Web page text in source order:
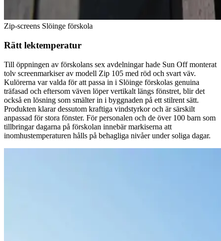
Zip-screens Slöinge förskola
Rätt lektemperatur
Till öppningen av förskolans sex avdelningar hade Sun Off monterat
tolv screenmarkiser av modell Zip 105 med röd och svart väv.
Kulörerna var valda för att passa in i Slöinge förskolas genuina
träfasad och eftersom väven löper vertikalt längs fönstret, blir det
också en lösning som smälter in i byggnaden på ett stilrent sätt.
Produkten klarar dessutom kraftiga vindstyrkor och är särskilt
anpassad för stora fönster. För personalen och de över 100 barn som
tillbringar dagarna på förskolan innebär markiserna att
inomhustemperaturen hålls på behagliga nivåer under soliga dagar.